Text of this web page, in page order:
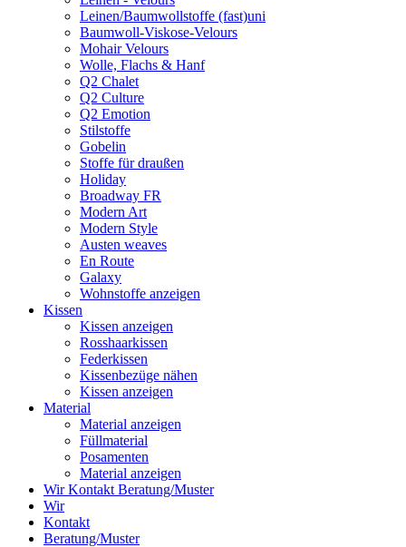
Leinen/Baumwollstoffe (fast)uni
Baumwoll-Viskose-Velours
Mohair Velours
Wolle, Flachs & Hanf
Q2 Chalet
Q2 Culture
Q2 Emotion
Stilstoffe
Gobelin
Stoffe für draußen
Holiday
Broadway FR
Modern Art
Modern Style
Austen weaves
En Route
Galaxy
Wohnstoffe anzeigen
Kissen
Kissen anzeigen
Rosshaarkissen
Federkissen
Kissenbezüge nähen
Kissen anzeigen
Material
Material anzeigen
Füllmaterial
Posamenten
Material anzeigen
WirKontakt Beratung/Muster
Wir
Kontakt
Beratung/Muster